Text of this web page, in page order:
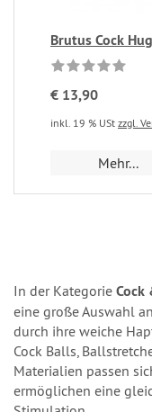
Brutus Cock
€ 13,90
inkl. 19 % USt zzgl.
Mehr...
In der Kategorie Cock
eine große Auswahl
durch ihre weiche
Cock Balls,
Materialien passen
ermöglichen eine